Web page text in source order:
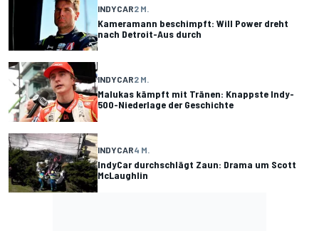
INDYCAR2 M.
Kameramann beschimpft: Will Power dreht
nach Detroit-Aus durch
INDYCAR2 M.
Malukas kämpft mit Tränen: Knappste Indy-
500-Niederlage der Geschichte
INDYCAR4 M.
IndyCar durchschlägt Zaun: Drama um Scott
McLaughlin